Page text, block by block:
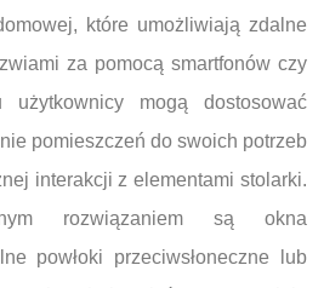
które umożliwiają zdalne
za pomocą smartfonów czy
użytkownicy mogą dostosować
pomieszczeń do swoich potrzeb
interakcji z elementami stolarki.
rozwiązaniem są okna
powłoki przeciwsłoneczne lub